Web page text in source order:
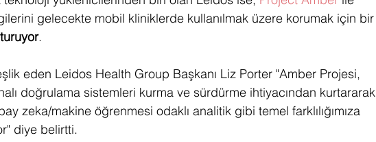
gelecekte mobil kliniklerde kullanılmak üzere korumak için bir
.
eden Leidos Health Group Başkanı Liz Porter "Amber Projesi,
doğrulama sistemleri kurma ve sürdürme ihtiyacından kurtararak
zeka/makine öğrenmesi odaklı analitik gibi temel farklılığımıza
diye belirtti.